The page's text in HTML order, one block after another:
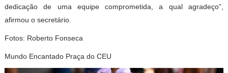
dedicação de uma equipe comprometida, a qual agradeço”,
afirmou o secretário.
Fotos: Roberto Fonseca
Mundo Encantado Praça do CEU